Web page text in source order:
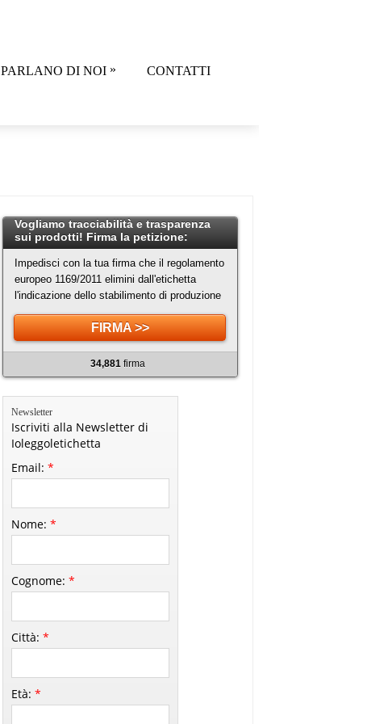
PARLANO DI NOI » CONTATTI
Vogliamo tracciabilità e trasparenza
sui prodotti! Firma la petizione:
Impedisci con la tua firma che il regolamento
europeo 1169/2011 elimini dall'etichetta
l'indicazione dello stabilimento di produzione
FIRMA >>
34,881 firma
Newsletter
Iscriviti alla Newsletter di
Ioleggoletichetta
Email: *
Nome: *
Cognome: *
Città: *
Età: *